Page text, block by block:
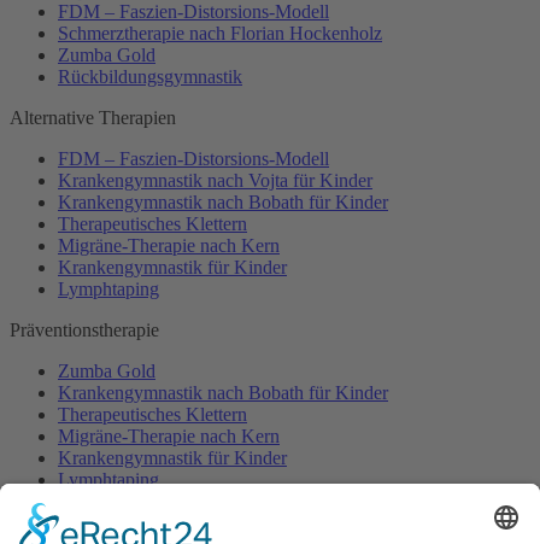
FDM – Faszien-Distorsions-Modell
Schmerztherapie nach Florian Hockenholz
Zumba Gold
Rückbildungsgymnastik
Alternative Therapien
FDM – Faszien-Distorsions-Modell
Krankengymnastik nach Vojta für Kinder
Krankengymnastik nach Bobath für Kinder
Therapeutisches Klettern
Migräne-Therapie nach Kern
Krankengymnastik für Kinder
Lymphtaping
Präventionstherapie
Zumba Gold
Krankengymnastik nach Bobath für Kinder
Therapeutisches Klettern
Migräne-Therapie nach Kern
Krankengymnastik für Kinder
Lymphtaping
Rücken Therapie